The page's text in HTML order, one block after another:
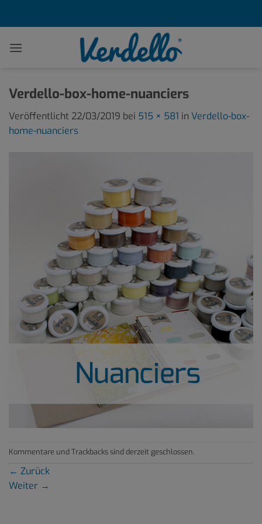
Verdello-box-home-nuanciers
Veröffentlicht 22/03/2019 bei 515 × 581 in Verdello-box-
home-nuanciers
Kommentare und Trackbacks sind derzeit geschlossen.
← Zurück
Weiter →